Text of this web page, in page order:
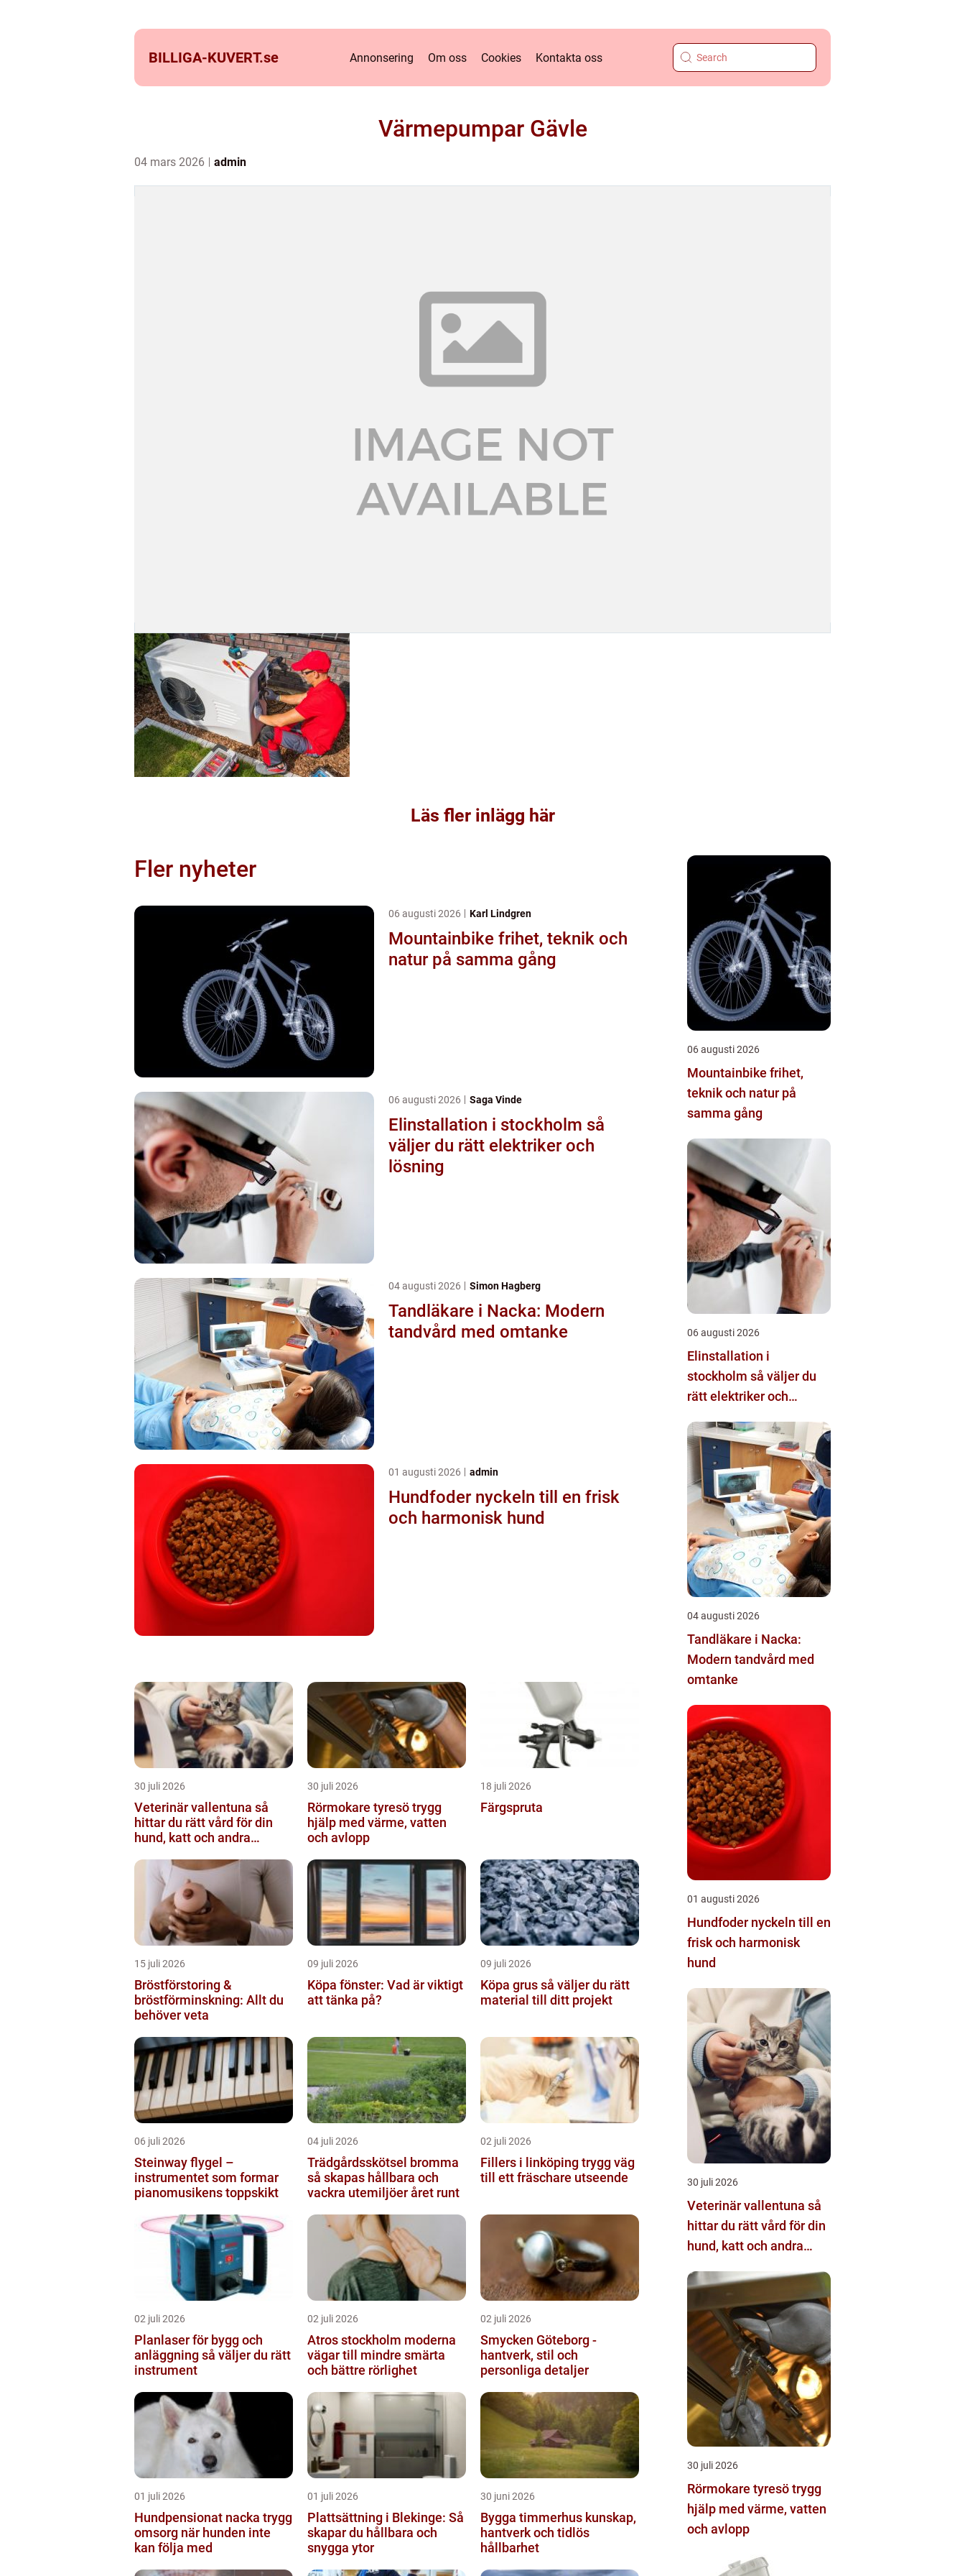
BILLIGA-KUVERT.se Annonsering Om oss Cookies Kontakta oss
Värmepumpar Gävle
04 mars 2026 admin
Läs fler inlägg här
Fler nyheter
06 augusti 2026 Karl Lindgren
Mountainbike frihet, teknik och
natur på samma gång
06 augusti 2026 Saga Vinde
Elinstallation i stockholm så
väljer du rätt elektriker och
lösning
04 augusti 2026 Simon Hagberg
Tandläkare i Nacka: Modern
tandvård med omtanke
01 augusti 2026 admin
Hundfoder nyckeln till en frisk
och harmonisk hund
30 juli 2026
Veterinär vallentuna så
hittar du rätt vård för din
hund, katt och andra
30 juli 2026
Rörmokare tyresö trygg
hjälp med värme, vatten
och avlopp
18 juli 2026
Färgspruta
15 juli 2026
Bröstförstoring &
bröstförminskning: Allt du
behöver veta
09 juli 2026
Köpa fönster: Vad är viktigt
att tänka på?
09 juli 2026
Köpa grus så väljer du rätt
material till ditt projekt
06 juli 2026
Steinway flygel –
instrumentet som formar
pianomusikens toppskikt
04 juli 2026
Trädgårdsskötsel bromma
så skapas hållbara och
vackra utemiljöer året runt
02 juli 2026
Fillers i linköping trygg väg
till ett fräschare utseende
02 juli 2026
Planlaser för bygg och
anläggning så väljer du rätt
instrument
02 juli 2026
Atros stockholm moderna
vägar till mindre smärta
och bättre rörlighet
02 juli 2026
Smycken Göteborg -
hantverk, stil och
personliga detaljer
01 juli 2026
Hundpensionat nacka trygg
omsorg när hunden inte
kan följa med
01 juli 2026
Plattsättning i Blekinge: Så
skapar du hållbara och
snygga ytor
30 juni 2026
Bygga timmerhus kunskap,
hantverk och tidlös
hållbarhet
06 augusti 2026
Mountainbike frihet,
teknik och natur på
samma gång
06 augusti 2026
Elinstallation i
stockholm så väljer du
rätt elektriker och
04 augusti 2026
Tandläkare i Nacka:
Modern tandvård med
omtanke
01 augusti 2026
Hundfoder nyckeln till en
frisk och harmonisk
hund
30 juli 2026
Veterinär vallentuna så
hittar du rätt vård för din
hund, katt och andra
30 juli 2026
Rörmokare tyresö trygg
hjälp med värme, vatten
och avlopp